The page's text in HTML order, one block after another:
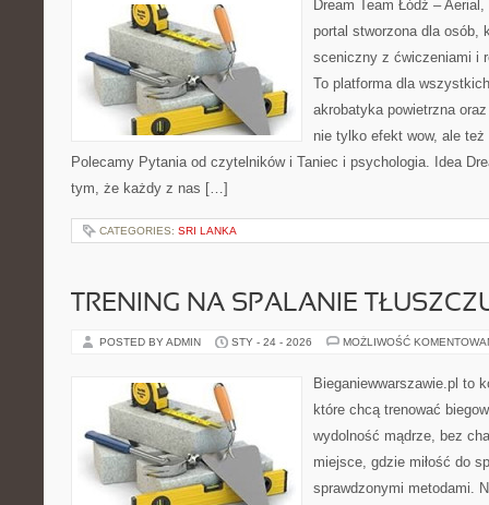
Dream Team Łódź –
portal stworzona dla osób,
sceniczny z ćwiczeniami i
To platforma dla
akrobatyka powietrzna
nie tylko efekt wow, ale
Polecamy Pytania od czytelników i Taniec i psychologia. Idea
tym, że każdy z nas […]
CATEGORIES: SRI LANKA
TRENING NA SPALANIE
POSTED BY ADMIN STY - 24 - 2026 MOŻLIWOŚĆ
Bieganiewwarszawie.pl to
które chcą trenować
wydolność mądrze, bez
miejsce, gdzie miłość do
sprawdzonymi metodami.